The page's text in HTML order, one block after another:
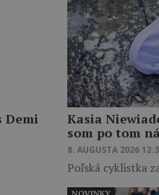
Demi
Kasia
som po tom
8. AUGUSTA 2026
Poľská cyklistka
NOVINKY